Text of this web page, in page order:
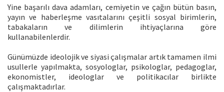
Yine başarılı dava adamları, cemiyetin ve çağın bütün basın,
yayın ve haberleşme vasıtalarını çeşitli sosyal birimlerin,
tabakaların ve dilimlerin ihtiyaçlarına göre
kullanabilenlerdir.
Günümüzde ideolojik ve siyasi çalışmalar artık tamamen ilmi
usullerle yapılmakta, sosyologlar, psikologlar, pedagoglar,
ekonomistler, ideologlar ve politikacılar birlikte
çalışmaktadırlar.